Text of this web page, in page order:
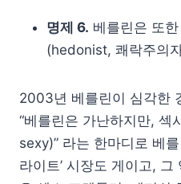
명제 6. 베를린은 또
(hedonist, 쾌락주의
2003년 베를린이 심각한
“베를린은 가난하지만,
sexy)” 라는 한마디로 베
라이트’ 시장도 게이고,